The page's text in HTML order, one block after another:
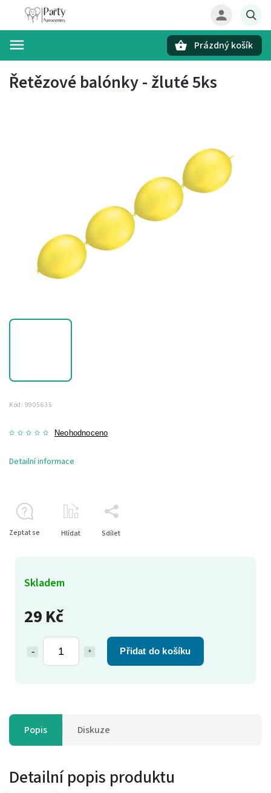
Prázdný košík
Řetězové balónky - žluté 5ks
Kód: 9905635
Neohodnoceno
29 Kč
Přidat do košíku
Skladem
Detailní informace
Zeptat se Hlídat Sdílet
Popis Diskuze
Detailní popis produktu